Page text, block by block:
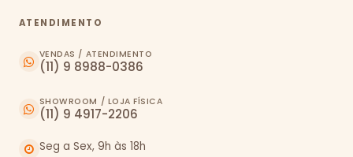
ATENDIMENTO
VENDAS / ATENDIMENTO
(11) 9 8988-0386
SHOWROOM / LOJA FÍSICA
(11) 9 4917-2206
Seg a Sex, 9h às 18h